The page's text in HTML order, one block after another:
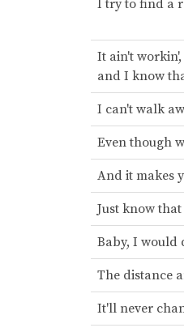
I try to find a
It ain't workin',
and I know
I can't walk
Even though
And it makes
Just know
Baby, I would
The distance
It'll never